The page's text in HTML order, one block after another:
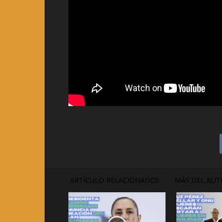
ARTÍCULO RELACIONADOS MÁS DEL